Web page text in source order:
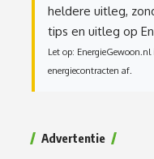
heldere uitleg,
tips en uitleg op
Let op:
energiecontracten af.
Advertentie